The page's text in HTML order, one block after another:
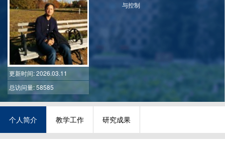
更新时间: 2026.03.11
总访问量: 58585
与控制
个人简介 教学工作 研究成果